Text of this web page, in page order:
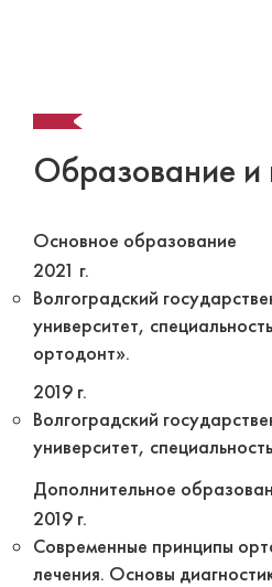
Образование и
Основное образование
2021 г.
Волгоградский
университет,
ортодонт».
2019 г.
Волгоградский
университет,
Дополнительное
2019 г.
Современные принципы
лечения. Основы